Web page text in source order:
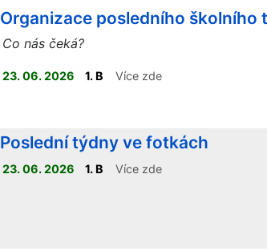
Organizace posledního školního
Co nás čeká?
23. 06. 2026 1. B Více zde
Poslední týdny ve fotkách
23. 06. 2026 1. B Více zde